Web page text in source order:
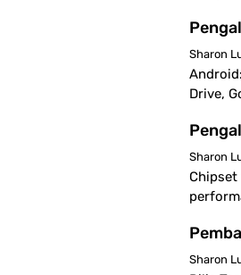
Sharon
Drive,
Sharon
Sharon